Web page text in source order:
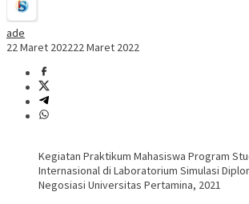
ade
22 Maret 202222 Maret 2022
Kegiatan Praktikum Mahasiswa Program
Internasional di Laboratorium Simulasi
Negosiasi Universitas Pertamina, 2021